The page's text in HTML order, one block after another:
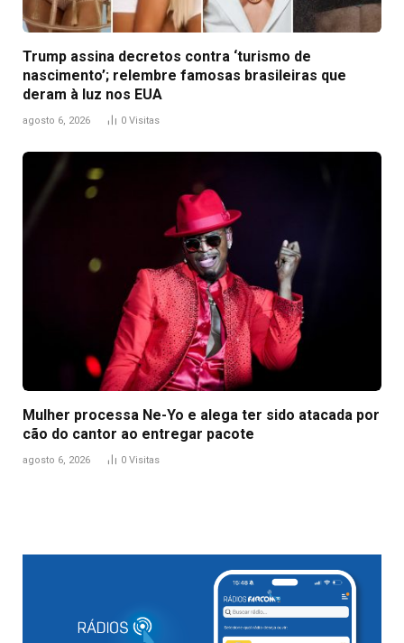
Trump assina decretos contra ‘turismo de
nascimento’; relembre famosas brasileiras que
deram à luz nos EUA
agosto 6, 2026 0 Visitas
Mulher processa Ne-Yo e alega ter sido atacada por
cão do cantor ao entregar pacote
agosto 6, 2026 0 Visitas